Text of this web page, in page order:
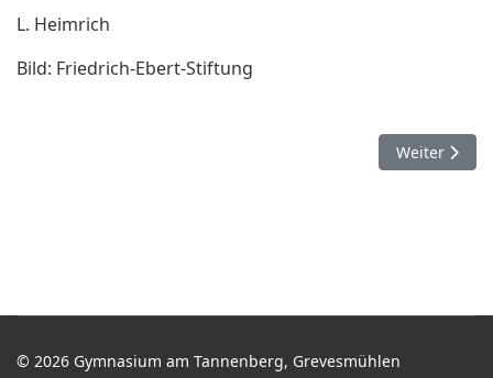
L. Heimrich
Bild: Friedrich-Ebert-Stiftung
Nächster
Weiter
© 2026 Gymnasium am Tannenberg, Grevesmühlen